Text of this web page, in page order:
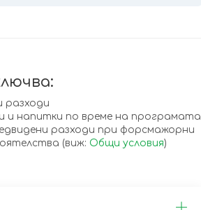
разходи
и напитки по време на програмата
разходи при форсмажорни
(виж: Общи условия)